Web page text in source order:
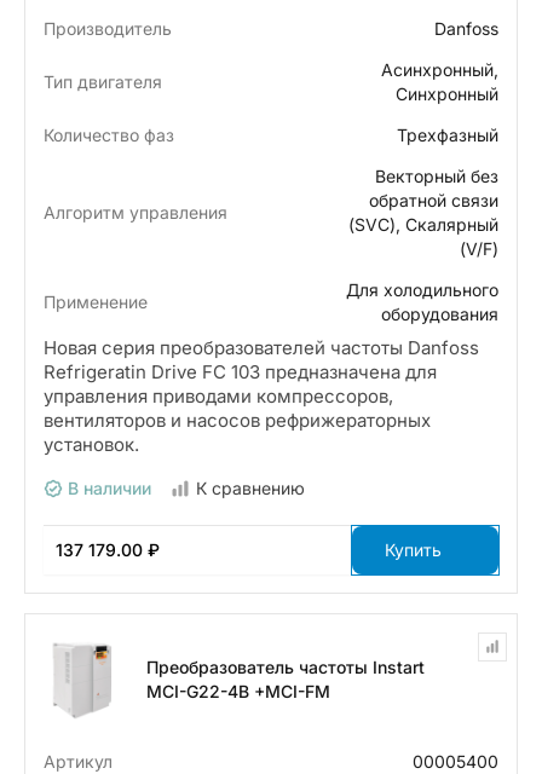
Производитель Danfoss
Тип двигателя
Асинхронный,
Синхронный
Количество фаз
Трехфазный
Алгоритм управления
Векторный без
обратной связи
(SVC), Скалярный
(V/F)
Применение
Для холодильного
оборудования
Новая серия преобразователей частоты Danfoss
Refrigeratin Drive FС 103 предназначена для
управления приводами компрессоров,
вентиляторов и насосов рефрижераторных
установок.
В наличии К сравнению
137 179.00 ₽ Купить
Преобразователь частоты Instart
MCI-G22-4B +MCI-FM
Артикул
00005400